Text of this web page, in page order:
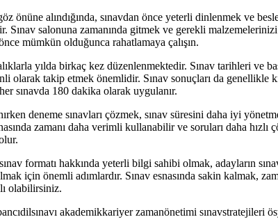
önüne alındığında, sınavdan önce yeterli dinlenmek ve
salonuna zamanında gitmek ve gerekli
mümkün olduğunca rahatlamaya çalışın.
yılda birkaç kez düzenlenmektedir. Sınav tarihleri
olarak takip etmek önemlidir. Sınav sonuçları da genellikle
sınavda 180 dakika olarak uygulanır.
deneme sınavları çözmek, sınav süresini daha iyi
zamanı daha verimli kullanabilir ve soruları daha
formatı hakkında yeterli bilgi sahibi olmak, adayların
için önemli adımlardır. Sınav esnasında sakin kalmak,
olabilirsiniz.
akademikkariyer zamanönetimi sınavstratejileri